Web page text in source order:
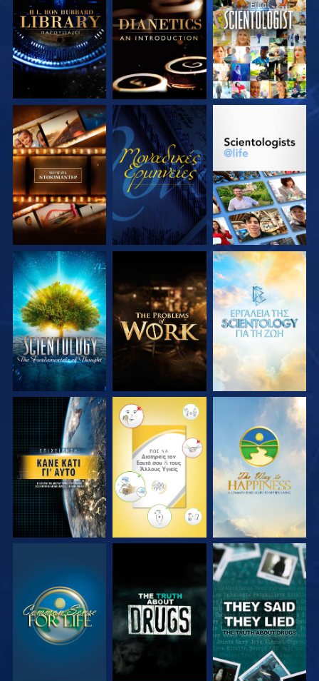
ΕΞΕΡΕΥΝΗΣΤΕ ΤΗ
ΣΕΙΡΑ
ΕΞΕΡΕΥΝΗΣΤΕ ΤΗ
ΣΕΙΡΑ
ΠΑΡΑΚΟΛΟΥΘΗΣΤΕ
ΕΞΕΡΕΥΝΗΣΤΕ ΤΗ
ΣΕΙΡΑ
ΠΑΡΑΚΟΛΟΥΘΗΣΤΕ
ΕΞΕΡΕΥΝΗΣΤΕ ΤΗ
ΕΞΕΡΕΥΝΗΣΤΕ ΤΗ
ΣΕΙΡΑ
ΕΞΕΡΕΥΝΗΣΤΕ ΤΗ
ΣΕΙΡΑ
ΕΞΕΡΕΥΝΗΣΤΕ ΤΗ
ΣΕΙΡΑ
ΠΑΡΑΚΟΛΟΥΘΗΣΤΕ ΠΑΡΑΚΟΛΟΥΘΗΣΤΕ ΠΑΡΑΚΟΛΟΥΘΗΣΤΕ
ΠΑΡΑΚΟΛΟΥΘΗΣΤΕ ΠΑΡΑΚΟΛΟΥΘΗΣΤΕ ΠΑΡΑΚΟΛΟΥΘΗΣΤΕ